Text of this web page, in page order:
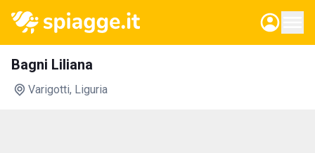
Bagni Liliana
Varigotti, Liguria